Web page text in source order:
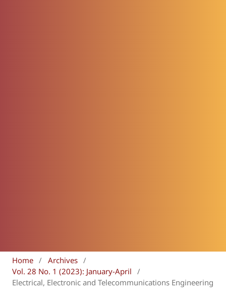
Home / Archives /
Vol. 28 No. 1 (2023): January-April
/
Electrical, Electronic and Telecommunications Engineering